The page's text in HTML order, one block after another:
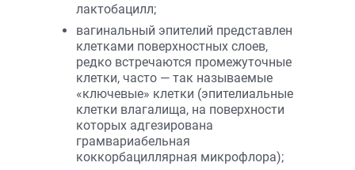
лактобацилл;
вагинальный эпителий представлен
клетками поверхностных слоев,
редко встречаются промежуточные
клетки, часто — так называемые
«ключевые» клетки (эпителиальные
клетки влагалища, на поверхности
которых адгезирована
грамвариабельная
коккорбациллярная микрофлора);